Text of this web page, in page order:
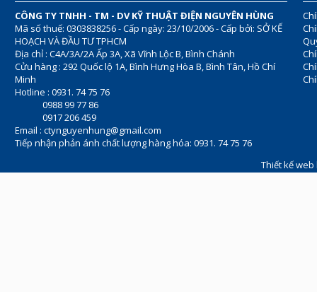
CÔNG TY TNHH - TM - DV KỸ THUẬT ĐIỆN NGUYÊN HÙNG
Mã số thuế: 0303838256 - Cấp ngày: 23/10/2006 - Cấp bởi: SỞ KẾ
HOẠCH VÀ ĐẦU TƯ TPHCM
Địa chỉ : C4A/3A/2A Ấp 3A, Xã Vĩnh Lộc B, Bình Chánh
Cửu hàng : 292 Quốc lộ 1A, Bình Hưng Hòa B, Bình Tân, Hồ Chí
Minh
Hotline : 0931. 74 75 76
0988 99 77 86
0917 206 459
Email : ctynguyenhung@gmail.com
Tiếp nhận phản ánh chất lượng hàng hóa: 0931. 74 75 76
Thiết kế web